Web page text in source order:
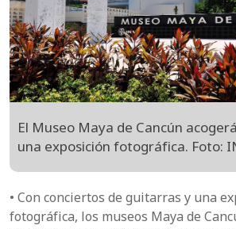
El Museo Maya de Cancún
una exposición fotográfica. Foto:
• Con conciertos de guitarras y una
fotográfica, los museos Maya de